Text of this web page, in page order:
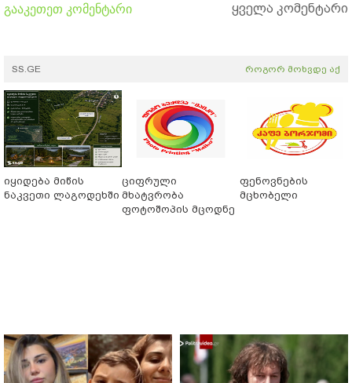
გააკეთეთ კომენტარი ყველა კომენტარი
SS.GE როგორ მოხვდე აქ
იყიდება მიწის
ნაკვეთი ლაგოდეხში
ციფრული
მხატვრობა
ფოტოშოპის მცოდნე
ფენოვნების
მცხობელი